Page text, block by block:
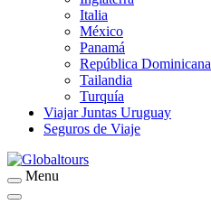
Italia
México
Panamá
República Dominicana
Tailandia
Turquía
Viajar Juntas Uruguay
Seguros de Viaje
Globaltours
Menu